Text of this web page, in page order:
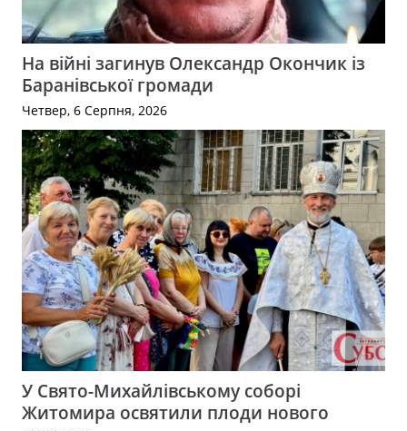
На війні загинув Олександр Окончик із
Баранівської громади
Четвер, 6 Серпня, 2026
У Свято-Михайлівському соборі
Житомира освятили плоди нового